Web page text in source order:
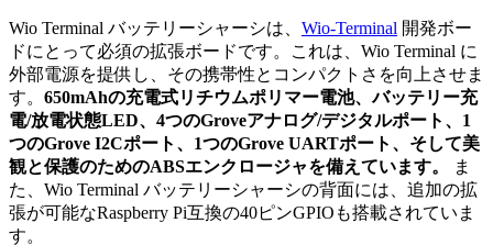
Wio Terminal バッテリーシャーシは、 Wio-Terminal 開発ボー
ドにとって必須の拡張ボードです。これは、Wio Terminal に
外部電源を提供し、その携帯性とコンパクトさを向上させま
す。 650mAhの充電式リチウムポリマー電池、バッテリー充
電/放電状態LED、4つのGroveアナログ/デジタルポート、1
つのGrove I2Cポート、1つのGrove UARTポート、そして美
観と保護のためのABSエンクロージャを備えています。
ま
た、Wio Terminal バッテリーシャーシの背面には、追加の拡
張が可能なRaspberry Pi互換の40ピンGPIOも搭載されていま
す。